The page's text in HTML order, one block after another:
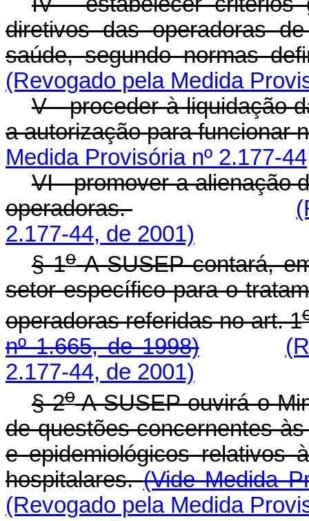
diretivos das operadoras
saúde, segundo normas
(Revogado pela Medida
V - proceder à liquidação
a autorização para funcionar
Medida Provisória nº 2.177-
VI - promover a alienação
operadoras.
2.177-44, de 2001)
§ 1oA SUSEP contará,
setor específico para o
operadoras referidas no art. 1
nº 1.665, de 1998)
2.177-44, de 2001)
§ 2oA SUSEP ouvirá o
de questões concernentes
e epidemiológicos relativos
hospitalares.(Vide Medida
(Revogado pela Medida